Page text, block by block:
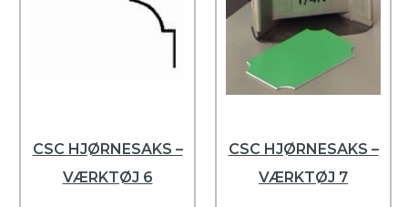
CSC HJØRNESAKS –
VÆRKTØJ 6
CSC HJØRNESAKS –
VÆRKTØJ 7